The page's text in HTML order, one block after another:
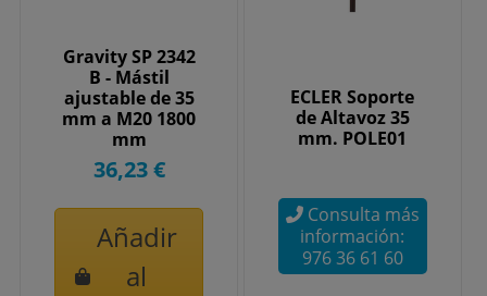
Gravity SP 2342
B - Mástil
ajustable de 35
mm a M20 1800
mm
36,23 €
Añadir
al
ECLER Soporte
de Altavoz 35
mm. POLE01
Consulta más
información:
976 36 61 60